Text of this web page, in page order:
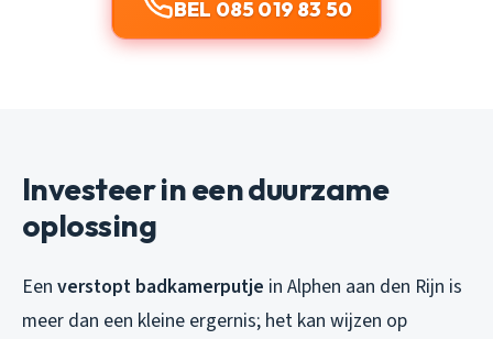
BEL 085 019 83 50
Investeer in een duurzame
oplossing
Een verstopt badkamerputje in Alphen aan den Rijn is
meer dan een kleine ergernis; het kan wijzen op